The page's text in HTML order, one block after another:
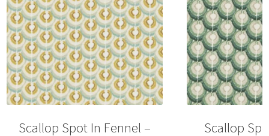
Scallop Spot In Fennel – Scallop